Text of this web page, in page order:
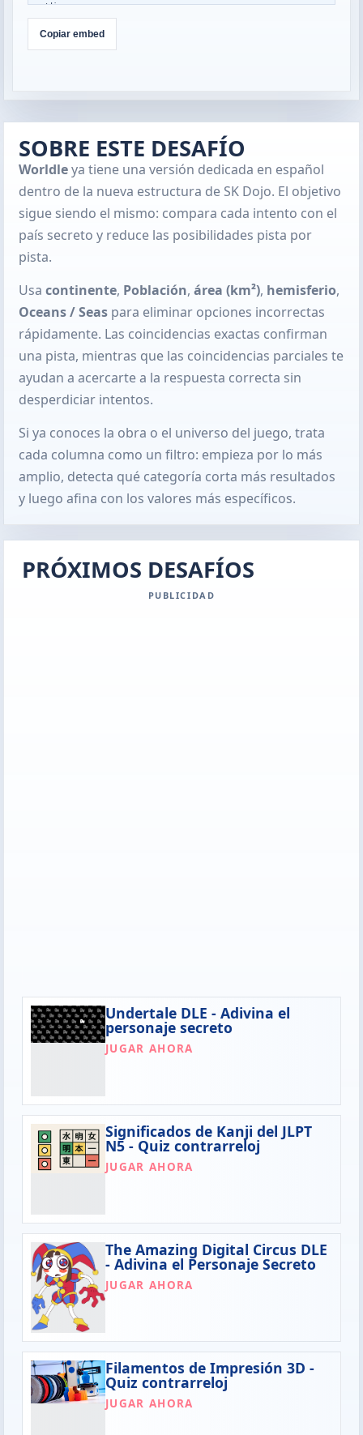
</div>
<script>
window.addEventListener("message",function(event){
  var data=event.data;
  if(!data||data.type!=="skdojo-embed-
eight)||760))+"px";
    }
  });
});
</script>
Copiar embed
SOBRE ESTE DESAFÍO
Worldleya tiene una versión dedicada en español
dentro de la nueva estructura de SK Dojo. El objetivo
sigue siendo el mismo: compara cada intento con el
país secreto y reduce las posibilidades pista por
pista.
Usa continente, Población, área (km²), hemisferio,
Oceans / Seas para eliminar opciones incorrectas
rápidamente. Las coincidencias exactas confirman
una pista, mientras que las coincidencias parciales te
ayudan a acercarte a la respuesta correcta sin
desperdiciar intentos.
Si ya conoces la obra o el universo del juego, trata
cada columna como un filtro: empieza por lo más
amplio, detecta qué categoría corta más resultados
y luego afina con los valores más específicos.
PRÓXIMOS DESAFÍOS
PUBLICIDAD
Undertale DLE - Adivina el
personaje secreto
JUGAR AHORA
Significados de Kanji del JLPT
N5 - Quiz contrarreloj
JUGAR AHORA
The Amazing Digital Circus DLE
- Adivina el Personaje Secreto
JUGAR AHORA
Filamentos de Impresión 3D -
Quiz contrarreloj
JUGAR AHORA